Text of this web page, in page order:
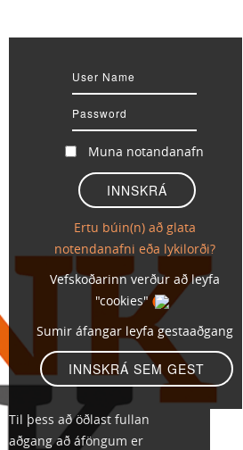
Muna notandanafn
Ertu búin(n) að glata
notendanafni eða lykilorði?
Vefskoðarinn verður að leyfa
"cookies"
Sumir áfangar leyfa gestaaðgang
Til þess að öðlast fullan
aðgang að áföngum er